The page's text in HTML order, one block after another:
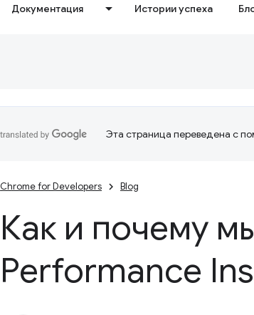
Документация Истории успеха
Эта страница переведена с
Chrome for Developers Blog
Как и почему
Performance